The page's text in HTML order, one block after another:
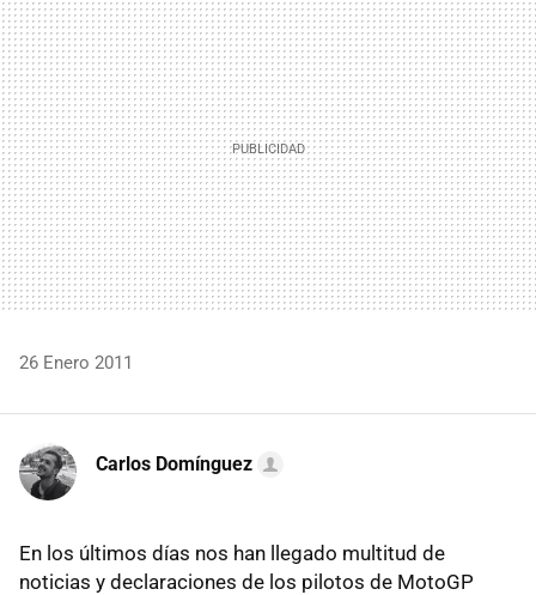
MAIL
26 Enero 2011
Carlos Domínguez
En los últimos días nos han llegado multitud de
noticias y declaraciones de los pilotos de MotoGP